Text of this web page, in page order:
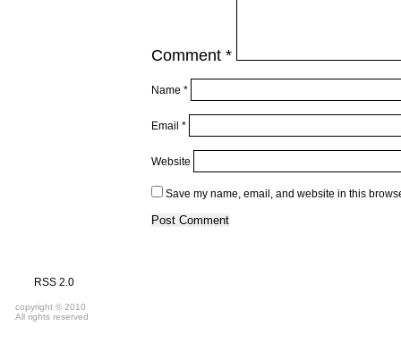
Comment *
Name *
Email *
Website
Save my name, email, and website in this
RSS 2.0
copyright © 2010
All rights reserved